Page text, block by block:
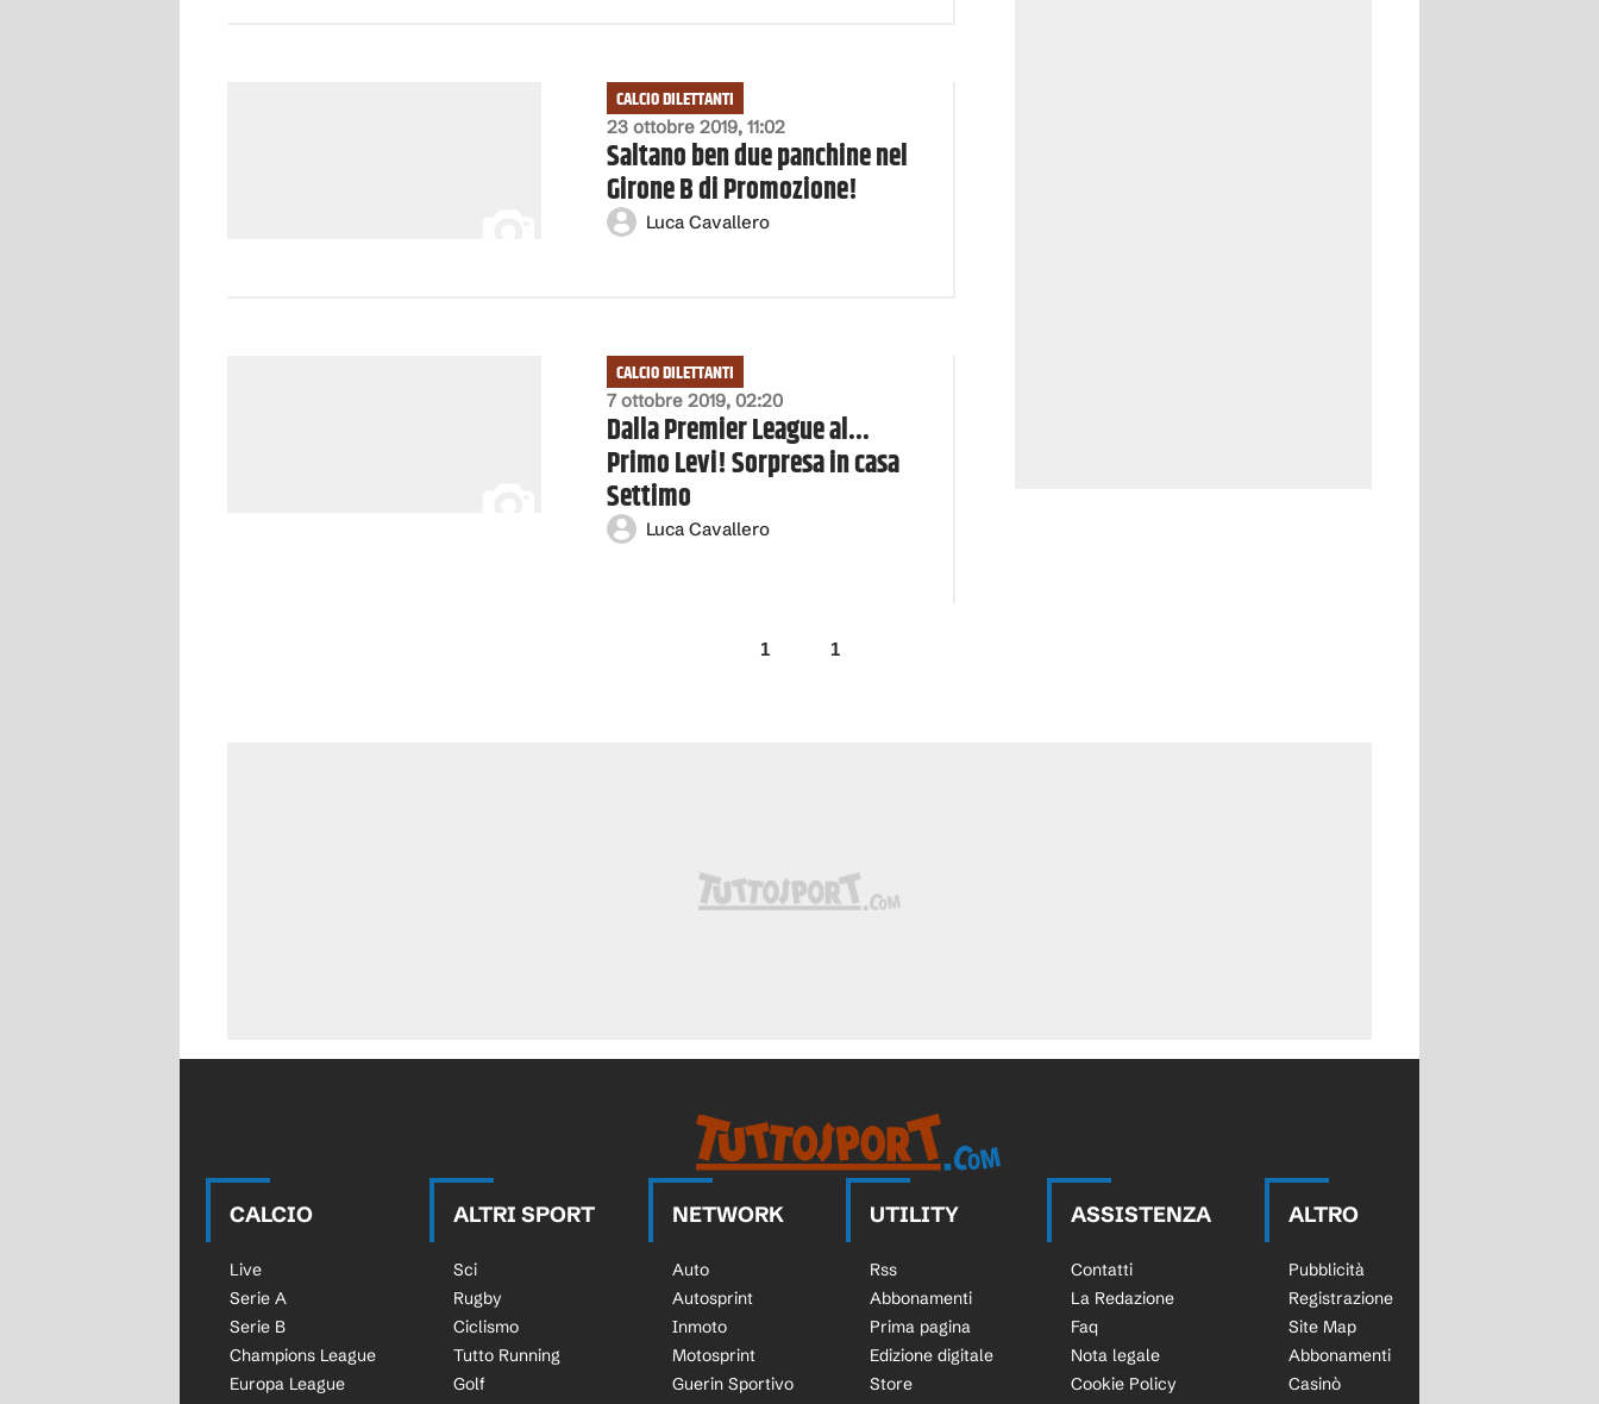
23 ottobre 2019, 11:02
CALCIO DILETTANTI
Saltano ben due panchine nel
Girone B di Promozione!
Luca Cavallero
7 ottobre 2019, 02:20
CALCIO DILETTANTI
Dalla Premier League al...
Primo Levi! Sorpresa in casa
Settimo
Luca Cavallero
1 1
CALCIO
Live
Serie A
Serie B
Champions League
Europa League
ALTRI SPORT
Sci
Rugby
Ciclismo
Tutto Running
Golf
NETWORK
Auto
Autosprint
Inmoto
Motosprint
Guerin Sportivo
UTILITY
Rss
Abbonamenti
Prima pagina
Edizione digitale
Store
ASSISTENZA
Contatti
La Redazione
Faq
Nota legale
Cookie Policy
ALTRO
Pubblicità
Registrazione
Site Map
Abbonamenti
Casinò